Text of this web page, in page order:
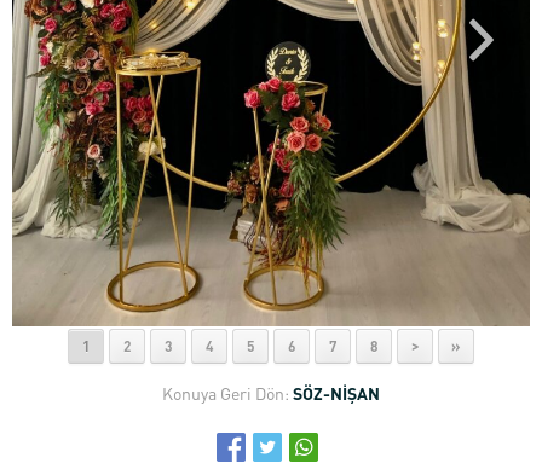
1 2 3 4 5 6 7 8 > »
Konuya Geri Dön: SÖZ-NİŞAN